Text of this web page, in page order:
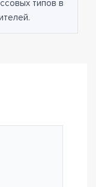
типов в